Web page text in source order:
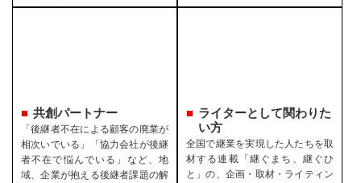
共創パートナー
「後継者不在による顧客の廃業が
相次いでいる」「協力会社が後継
者不在で悩んでいる」など、地
域、企業が抱える後継者課題の解
ライターとして関わりた
い方
全国で継業を実現した人たちを取
材する連載「継ぐまち、継ぐひ
と」の、企画・取材・ライティン